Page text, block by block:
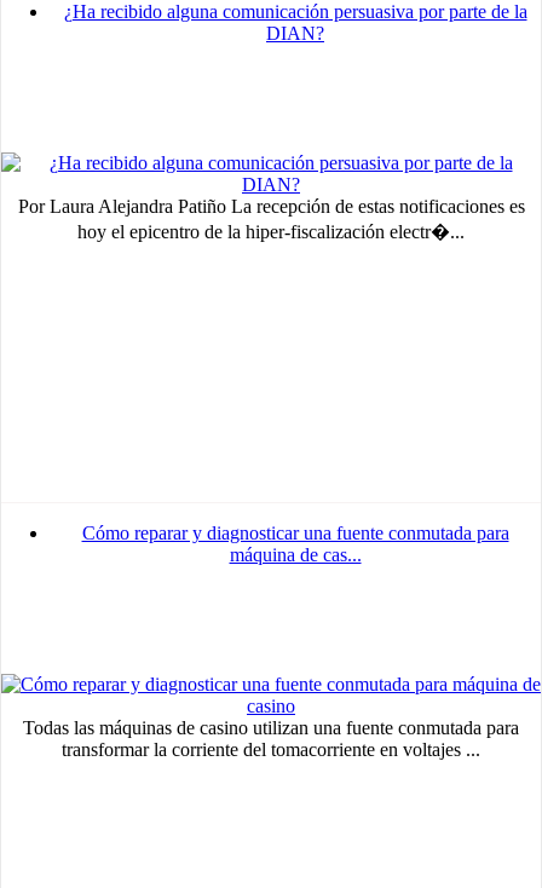
¿Ha recibido alguna comunicación persuasiva por parte de la
DIAN?
Por Laura Alejandra Patiño La recepción de estas notificaciones es
hoy el epicentro de la hiper-fiscalización electr�...
Cómo reparar y diagnosticar una fuente conmutada para
máquina de cas...
Todas las máquinas de casino utilizan una fuente conmutada para
transformar la corriente del tomacorriente en voltajes ...